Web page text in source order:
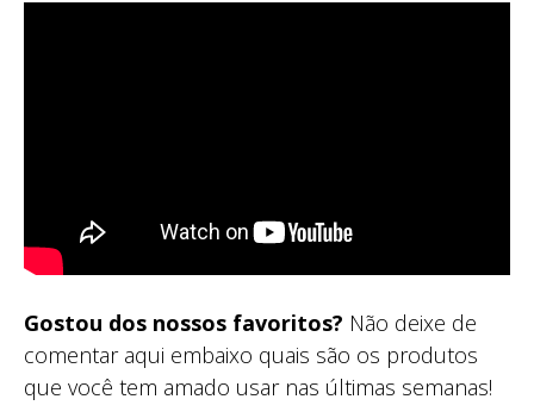
Gostou dos nossos favoritos? Não deixe de
comentar aqui embaixo quais são os produtos
que você tem amado usar nas últimas semanas!